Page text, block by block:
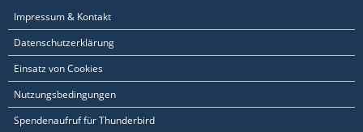
Impressum & Kontakt
Datenschutzerklärung
Einsatz von Cookies
Nutzungsbedingungen
Spendenaufruf für Thunderbird